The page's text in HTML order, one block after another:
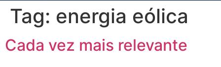
Tag: energia eólica
Cada vez mais relevante